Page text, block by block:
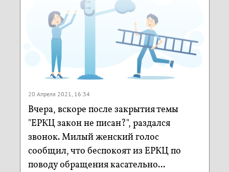
20 Апреля 2021, 16:34
Вчера, вскоре после закрытия темы
"ЕРКЦ закон не писан?", раздался
звонок. Милый женский голос
сообщил, что беспокоят из ЕРКЦ по
поводу обращения касательно...